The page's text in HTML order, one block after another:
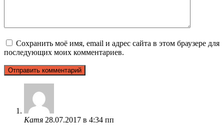
Сохранить моё имя, email и адрес сайта в этом браузере для
последующих моих комментариев.
Катя 28.07.2017 в 4:34 пп